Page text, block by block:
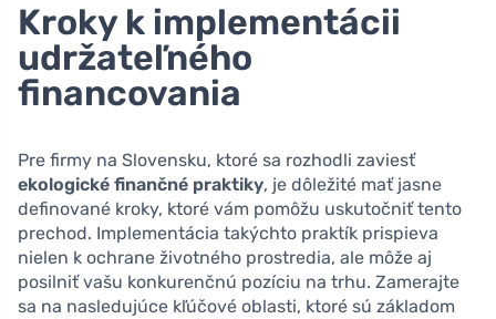
Kroky k implementácii
udržateľného
financovania
Pre firmy na Slovensku, ktoré sa rozhodli zaviesť
ekologické finančné praktiky, je dôležité mať jasne
definované kroky, ktoré vám pomôžu uskutočniť tento
prechod. Implementácia takýchto praktík prispieva
nielen k ochrane životného prostredia, ale môže aj
posilniť vašu konkurenčnú pozíciu na trhu. Zamerajte
sa na nasledujúce kľúčové oblasti, ktoré sú základom